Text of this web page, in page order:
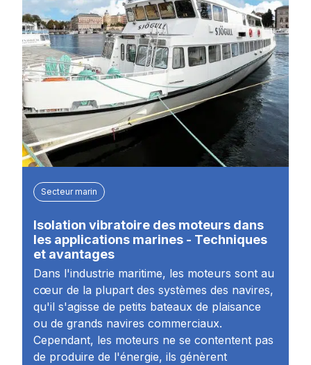
Secteur marin
Isolation vibratoire des moteurs dans
les applications marines - Techniques
et avantages
Dans l'industrie maritime, les moteurs sont au
cœur de la plupart des systèmes des navires,
qu'il s'agisse de petits bateaux de plaisance
ou de grands navires commerciaux.
Cependant, les moteurs ne se contentent pas
de produire de l'énergie, ils génèrent